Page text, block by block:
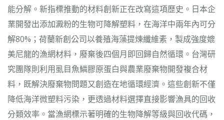
能分解。新指標推動的材料創新正在改寫這項歷史。日本企
業開發出添加澱粉的生物可降解塑料，在海洋中兩年內可分
解80%；荷蘭新創公司以養殖海藻提煉纖維素，製成強度媲
美尼龍的漁網材料，廢棄後四個月即回歸自然循環。台灣研
究團隊則利用虱目魚鱗膠原蛋白與農業廢棄物開發複合材
料，既解決廢棄物問題又創造在地循環經濟。這些創新不僅
降低海洋微塑料污染，更透過材料選擇直接影響漁具的回收
分類效率。當漁網標示著明確的生物降解等級與回收代碼，